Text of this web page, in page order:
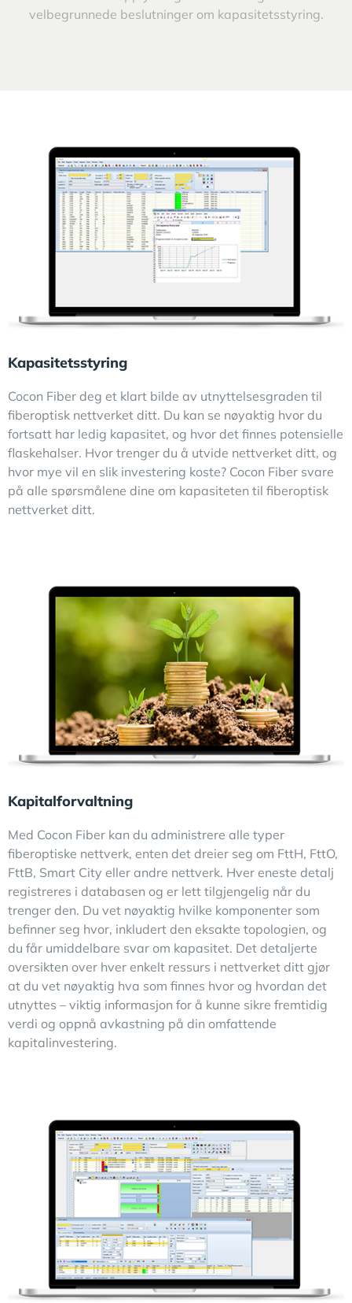
velbegrunnede beslutninger om kapasitetsstyring.
Kapasitetsstyring
Cocon Fiber deg et klart bilde av utnyttelsesgraden til
fiberoptisk nettverket ditt. Du kan se nøyaktig hvor du
fortsatt har ledig kapasitet, og hvor det finnes potensielle
flaskehalser. Hvor trenger du å utvide nettverket ditt, og
hvor mye vil en slik investering koste? Cocon Fiber svare
på alle spørsmålene dine om kapasiteten til fiberoptisk
nettverket ditt.
Kapitalforvaltning
Med Cocon Fiber kan du administrere alle typer
fiberoptiske nettverk, enten det dreier seg om FttH, FttO,
FttB, Smart City eller andre nettverk. Hver eneste detalj
registreres i databasen og er lett tilgjengelig når du
trenger den. Du vet nøyaktig hvilke komponenter som
befinner seg hvor, inkludert den eksakte topologien, og
du får umiddelbare svar om kapasitet. Det detaljerte
oversikten over hver enkelt ressurs i nettverket ditt gjør
at du vet nøyaktig hva som finnes hvor og hvordan det
utnyttes – viktig informasjon for å kunne sikre fremtidig
verdi og oppnå avkastning på din omfattende
kapitalinvestering.